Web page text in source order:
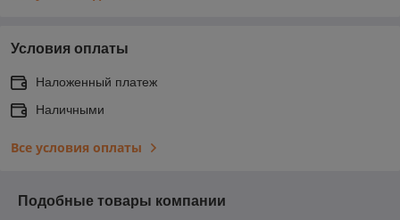
Условия оплаты
Наложенный платеж
Наличными
Все условия оплаты
Подобные товары компании